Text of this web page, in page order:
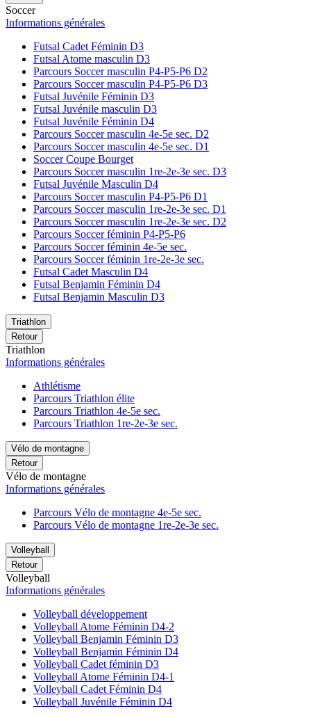
Soccer
Informations générales
Futsal Cadet Féminin D3
Futsal Atome masculin D3
Parcours Soccer masculin P4-P5-P6 D2
Parcours Soccer masculin P4-P5-P6 D3
Futsal Juvénile Féminin D3
Futsal Juvénile masculin D3
Futsal Juvénile Féminin D4
Parcours Soccer masculin 4e-5e sec. D2
Parcours Soccer masculin 4e-5e sec. D1
Soccer Coupe Bourget
Parcours Soccer masculin 1re-2e-3e sec. D3
Futsal Juvénile Masculin D4
Parcours Soccer masculin P4-P5-P6 D1
Parcours Soccer masculin 1re-2e-3e sec. D1
Parcours Soccer masculin 1re-2e-3e sec. D2
Parcours Soccer féminin P4-P5-P6
Parcours Soccer féminin 4e-5e sec.
Parcours Soccer féminin 1re-2e-3e sec.
Futsal Cadet Masculin D4
Futsal Benjamin Féminin D4
Futsal Benjamin Masculin D3
Triathlon
Retour
Triathlon
Informations générales
Athlétisme
Parcours Triathlon élite
Parcours Triathlon 4e-5e sec.
Parcours Triathlon 1re-2e-3e sec.
Vélo de montagne
Retour
Vélo de montagne
Informations générales
Parcours Vélo de montagne 4e-5e sec.
Parcours Vélo de montagne 1re-2e-3e sec.
Volleyball
Retour
Volleyball
Informations générales
Volleyball développement
Volleyball Atome Féminin D4-2
Volleyball Benjamin Féminin D3
Volleyball Benjamin Féminin D4
Volleyball Cadet féminin D3
Volleyball Atome Féminin D4-1
Volleyball Cadet Féminin D4
Volleyball Juvénile Féminin D4